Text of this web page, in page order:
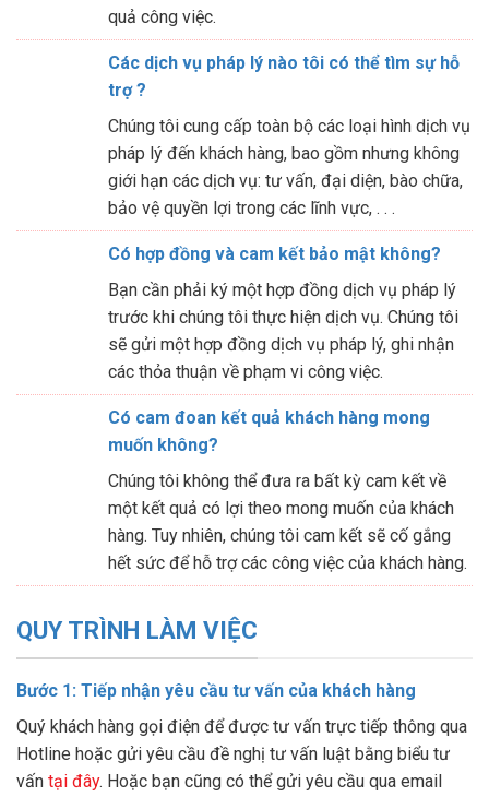
quả công việc.
Các dịch vụ pháp lý nào tôi có thể tìm sự hỗ
trợ ?
Chúng tôi cung cấp toàn bộ các loại hình dịch vụ
pháp lý đến khách hàng, bao gồm nhưng không
giới hạn các dịch vụ: tư vấn, đại diện, bào chữa,
bảo vệ quyền lợi trong các lĩnh vực, . . .
Có hợp đồng và cam kết bảo mật không?
Bạn cần phải ký một hợp đồng dịch vụ pháp lý
trước khi chúng tôi thực hiện dịch vụ. Chúng tôi
sẽ gửi một hợp đồng dịch vụ pháp lý, ghi nhận
các thỏa thuận về phạm vi công việc.
Có cam đoan kết quả khách hàng mong
muốn không?
Chúng tôi không thể đưa ra bất kỳ cam kết về
một kết quả có lợi theo mong muốn của khách
hàng. Tuy nhiên, chúng tôi cam kết sẽ cố gắng
hết sức để hỗ trợ các công việc của khách hàng.
QUY TRÌNH LÀM VIỆC
Bước 1: Tiếp nhận yêu cầu tư vấn của khách hàng
Quý khách hàng gọi điện để được tư vấn trực tiếp thông qua
Hotline hoặc gửi yêu cầu đề nghị tư vấn luật bằng biểu tư
vấn tại đây. Hoặc bạn cũng có thể gửi yêu cầu qua email